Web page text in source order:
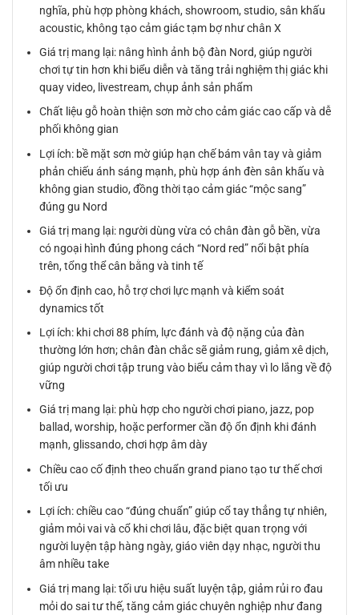
nghĩa, phù hợp phòng khách, showroom, studio, sân khấu
acoustic, không tạo cảm giác tạm bợ như chân X
Giá trị mang lại: nâng hình ảnh bộ đàn Nord, giúp người
chơi tự tin hơn khi biểu diễn và tăng trải nghiệm thị giác khi
quay video, livestream, chụp ảnh sản phẩm
Chất liệu gỗ hoàn thiện sơn mờ cho cảm giác cao cấp và dễ
phối không gian
Lợi ích: bề mặt sơn mờ giúp hạn chế bám vân tay và giảm
phản chiếu ánh sáng mạnh, phù hợp ánh đèn sân khấu và
không gian studio, đồng thời tạo cảm giác “mộc sang”
đúng gu Nord
Giá trị mang lại: người dùng vừa có chân đàn gỗ bền, vừa
có ngoại hình đúng phong cách “Nord red” nổi bật phía
trên, tổng thể cân bằng và tinh tế
Độ ổn định cao, hỗ trợ chơi lực mạnh và kiểm soát
dynamics tốt
Lợi ích: khi chơi 88 phím, lực đánh và độ nặng của đàn
thường lớn hơn; chân đàn chắc sẽ giảm rung, giảm xê dịch,
giúp người chơi tập trung vào biểu cảm thay vì lo lắng về độ
vững
Giá trị mang lại: phù hợp cho người chơi piano, jazz, pop
ballad, worship, hoặc performer cần độ ổn định khi đánh
mạnh, glissando, chơi hợp âm dày
Chiều cao cố định theo chuẩn grand piano tạo tư thế chơi
tối ưu
Lợi ích: chiều cao “đúng chuẩn” giúp cổ tay thẳng tự nhiên,
giảm mỏi vai và cổ khi chơi lâu, đặc biệt quan trọng với
người luyện tập hàng ngày, giáo viên dạy nhạc, người thu
âm nhiều take
Giá trị mang lại: tối ưu hiệu suất luyện tập, giảm rủi ro đau
mỏi do sai tư thế, tăng cảm giác chuyên nghiệp như đang